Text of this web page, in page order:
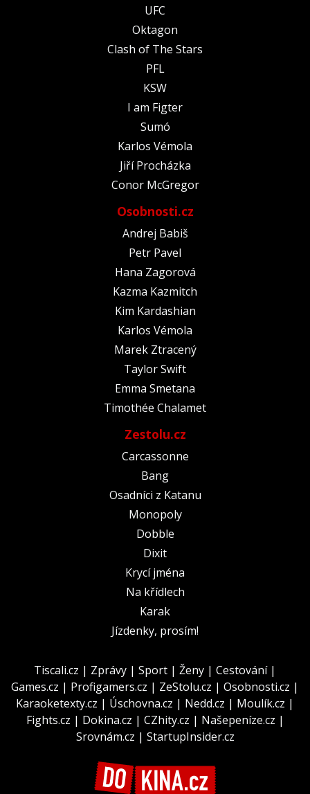
UFC
Oktagon
Clash of The Stars
PFL
KSW
I am Figter
Sumó
Karlos Vémola
Jiří Procházka
Conor McGregor
Osobnosti.cz
Andrej Babiš
Petr Pavel
Hana Zagorová
Kazma Kazmitch
Kim Kardashian
Karlos Vémola
Marek Ztracený
Taylor Swift
Emma Smetana
Timothée Chalamet
Zestolu.cz
Carcassonne
Bang
Osadníci z Katanu
Monopoly
Dobble
Dixit
Krycí jména
Na křídlech
Karak
Jízdenky, prosím!
Tiscali.cz | Zprávy | Sport | Ženy | Cestování|
Games.cz | Profigamers.cz | ZeStolu.cz | Osobnosti.cz |
Karaoketexty.cz | Úschovna.cz | Nedd.cz | Moulík.cz |
Fights.cz | Dokina.cz | CZhity.cz | Našepeníze.cz |
Srovnám.cz | StartupInsider.cz